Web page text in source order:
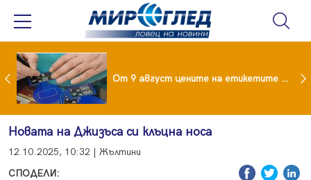
Проект за изграждане на 13-етажна "мегаджамия" разгневи жителите на Лондон От 9 август цените на етикетите само в евро
Новата на Джизъса си клъцна носа
12.10.2025, 10:32 | Жълтини
СПОДЕЛИ: